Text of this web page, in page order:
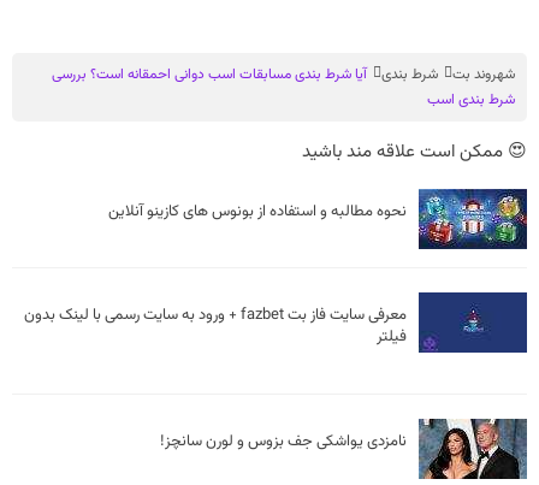
شهروند بت شرط بندی
آیا شرط بندی مسابقات اسب دوانی احمقانه است؟ بررسی
شرط بندی اسب
😍 ممکن است علاقه مند باشید
نحوه مطالبه و استفاده از بونوس های کازینو آنلاین
معرفی سایت فاز بت fazbet + ورود به سایت رسمی با لینک بدون
فیلتر
نامزدی یواشکی جف بزوس و لورن سانچز!